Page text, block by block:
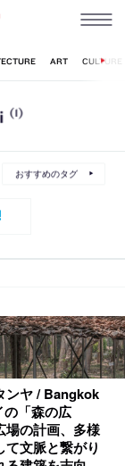
(1)
おすすめのタグ
ンヤ / Bangkok
「森の広
場の計画、多様
文脈と繋がり